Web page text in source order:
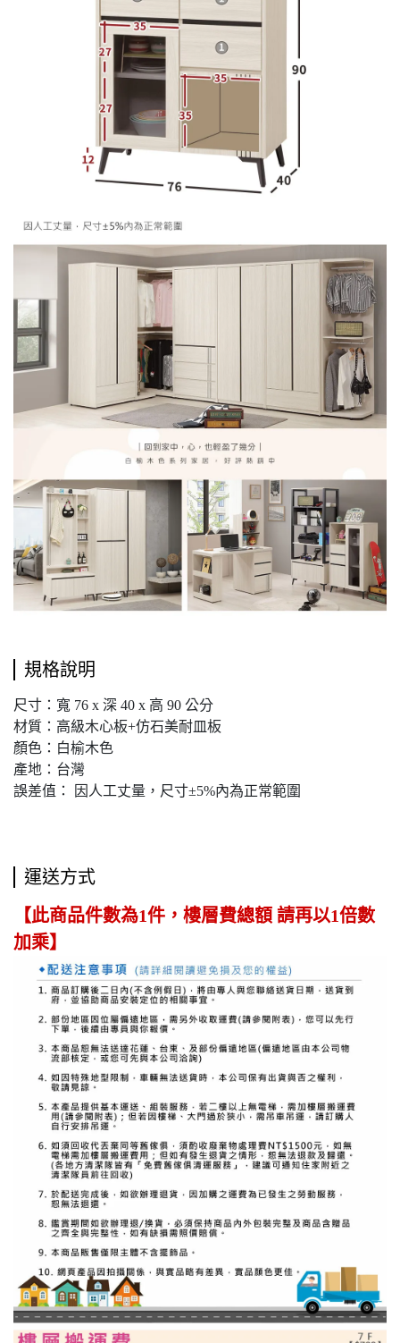
規格說明
尺寸：寬 76 x 深 40 x 高 90 公分
材質：高級木心板+仿石美耐皿板
顏色：白榆木色
產地：台灣
誤差值： 因人工丈量，尺寸±5%內為正常範圍
運送方式
【此商品件數為1件，樓層費總額 請再以1倍數
加乘】